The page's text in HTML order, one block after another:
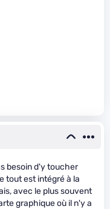
besoin d'y toucher
tout est intégré à la
avec le plus souvent
graphique où il n'y a